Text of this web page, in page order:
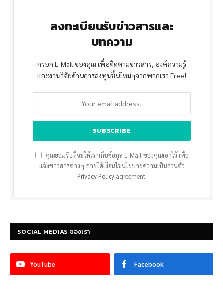
ลงทะเบียนรับข่าวสารและ
บทความ
กรอก E-Mail ของคุณ เพื่อติดตามข่าวสาร, องค์ความรู้
และงานวิจัยด้านการลงทุนชิ้นใหม่ๆจากพวกเรา Free!
คุณยอมรับที่จะให้เราเก็บข้อมูล E-Mail ของคุณเอาไว้ เพื่อ
แจ้งข่าวสารต่างๆ ภายใต้เงื่อนไขนโยบายความเป็นส่วนตัว
Privacy Policyagreement.
SOCIAL MEDIAS ของเรา
YouTube Facebook